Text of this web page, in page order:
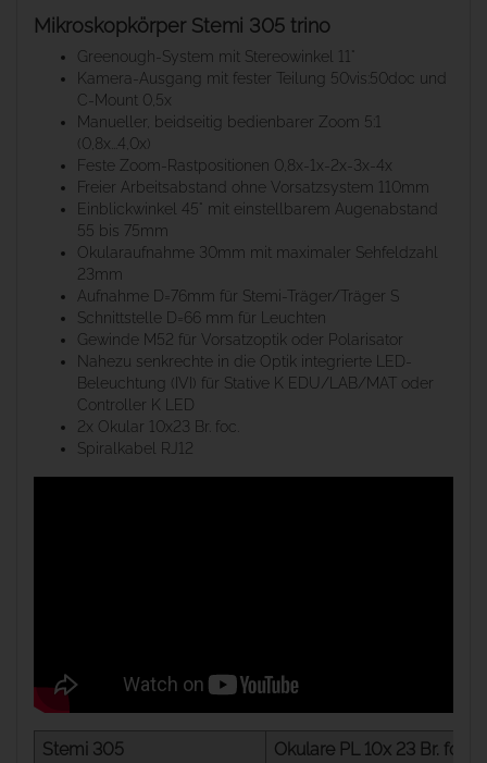
Mikroskopkörper Stemi 305 trino
Greenough-System mit Stereowinkel 11°
Kamera-Ausgang mit fester Teilung 50vis:50doc und
C-Mount 0,5x
Manueller, beidseitig bedienbarer Zoom 5:1
(0,8x...4,0x)
Feste Zoom-Rastpositionen 0,8x-1x-2x-3x-4x
Freier Arbeitsabstand ohne Vorsatzsystem 110mm
Einblickwinkel 45° mit einstellbarem Augenabstand
55 bis 75mm
Okularaufnahme 30mm mit maximaler Sehfeldzahl
23mm
Aufnahme D=76mm für Stemi-Träger/Träger S
Schnittstelle D=66 mm für Leuchten
Gewinde M52 für Vorsatzoptik oder Polarisator
Nahezu senkrechte in die Optik integrierte LED-
Beleuchtung (IVI) für Stative K EDU/LAB/MAT oder
Controller K LED
2x Okular 10x23 Br. foc.
Spiralkabel RJ12
Stemi 305 Okulare PL 10x 23 Br. foc.